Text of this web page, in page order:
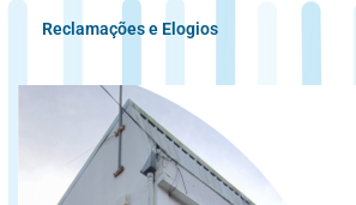
Reclamações e Elogios